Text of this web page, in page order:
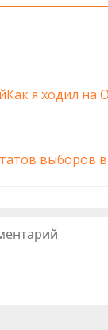
Как я ходил на
выборов